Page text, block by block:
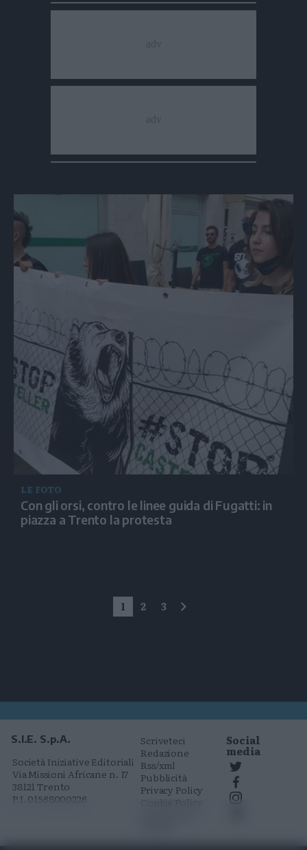
LE FOTO
Con gli orsi, contro le linee guida di Fugatti: in
piazza a Trento la protesta
1 2 3
S.I.E. S.p.A.
Società Iniziative Editoriali
Via Missioni Africane n. 17
38121 Trento
P.I. 01568000226
Scriveteci
Redazione
Rss/xml
Pubblicità
Privacy Policy
Cookie Policy
Social
media